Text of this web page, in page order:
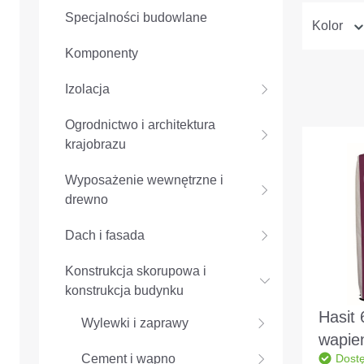
Specjalności budowlane
Komponenty
Izolacja
Ogrodnictwo i architektura
krajobrazu
Wyposażenie wewnętrzne i
drewno
Dach i fasada
Konstrukcja skorupowa i
konstrukcja budynku
Wylewki i zaprawy
Cement i wapno
Kolor
Hasit